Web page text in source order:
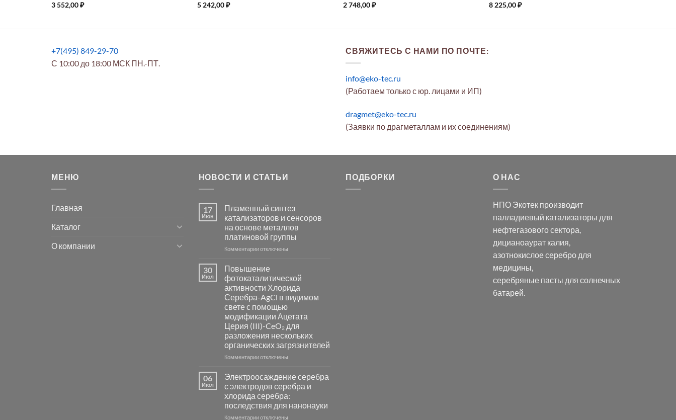
3 552,00₽ 5 242,00₽ 2 748,00₽ 8 225,00₽
+7(495) 849-29-70
С 10:00 до 18:00 МСК ПН.-ПТ.
СВЯЖИТЕСЬ С НАМИ ПО ПОЧТЕ:
info@eko-tec.ru
(Работаем только с юр. лицами и ИП)
dragmet@eko-tec.ru
(Заявки по драгметаллам и их соединениям)
МЕНЮ
Главная
Каталог
О компании
НОВОСТИ И СТАТЬИ
17
Июн
Пламенный синтез
катализаторов и сенсоров
на основе металлов
платиновой группы
Комментариик
синтез
катализаторов
и
сенсоров
на
основе
металлов
платиновой
группы
отключены
30
Июл
Повышение
фотокаталитической
активности Хлорида
Серебра-AgCl в видимом
свете с помощью
модификации Ацетата
Церия (III)-CeO₂ для
разложения нескольких
органических загрязнителей
Комментариик
фотокаталитической
активности
Хлорида
Серебра-
AgCl
отключены
06
Июл
Электроосаждение серебра
с электродов серебра и
хлорида серебра:
последствия для нанонауки
Комментариикотключены
ПОДБОРКИ О НАС
НПО Экотек производит
палладиевый катализаторы для
нефтегазового сектора,
дицианоаурат калия,
азотнокислое серебродля
медицины,
серебряные пасты для солнечных
батарей.